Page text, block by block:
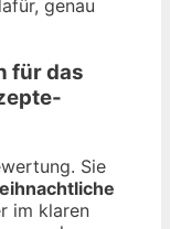
genau
für das
-
Sie
im klaren